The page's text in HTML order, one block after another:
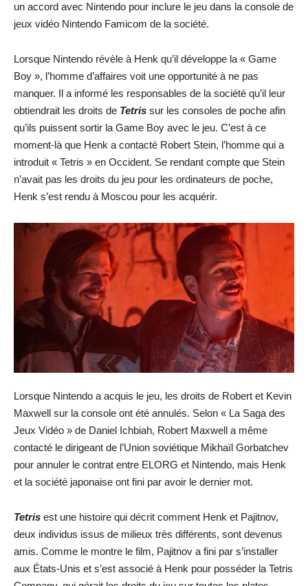
un accord avec Nintendo pour inclure le jeu dans la console de
jeux vidéo Nintendo Famicom de la société.
Lorsque Nintendo révèle à Henk qu’il développe la « Game
Boy », l’homme d’affaires voit une opportunité à ne pas
manquer. Il a informé les responsables de la société qu’il leur
obtiendrait les droits de Tetris sur les consoles de poche afin
qu’ils puissent sortir la Game Boy avec le jeu. C’est à ce
moment-là que Henk a contacté Robert Stein, l’homme qui a
introduit « Tetris » en Occident. Se rendant compte que Stein
n’avait pas les droits du jeu pour les ordinateurs de poche,
Henk s’est rendu à Moscou pour les acquérir.
Lorsque Nintendo a acquis le jeu, les droits de Robert et Kevin
Maxwell sur la console ont été annulés. Selon « La Saga des
Jeux Vidéo » de Daniel Ichbiah, Robert Maxwell a même
contacté le dirigeant de l’Union soviétique Mikhaïl Gorbatchev
pour annuler le contrat entre ELORG et Nintendo, mais Henk
et la société japonaise ont fini par avoir le dernier mot.
Tetris est une histoire qui décrit comment Henk et Pajitnov,
deux individus issus de milieux très différents, sont devenus
amis. Comme le montre le film, Pajitnov a fini par s’installer
aux États-Unis et s’est associé à Henk pour posséder la Tetris